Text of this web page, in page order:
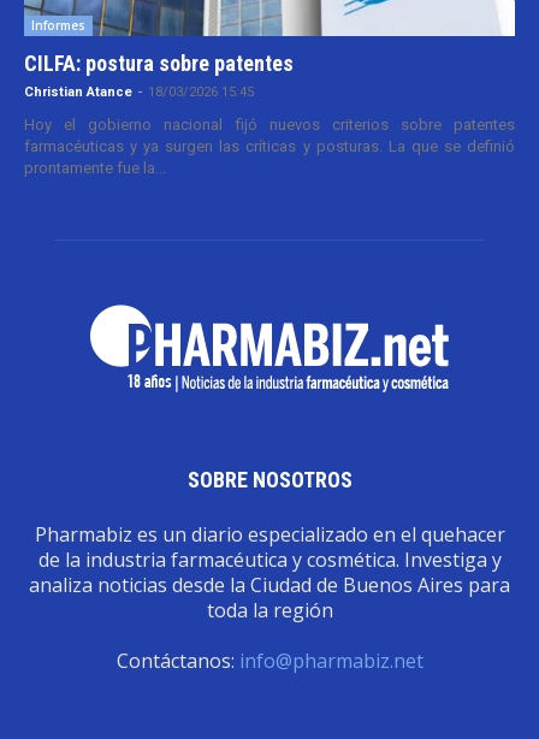
Informes
CILFA: postura sobre patentes
Christian Atance - 18/03/2026 15:45
Hoy el gobierno nacional fijó nuevos criterios sobre patentes
farmacéuticas y ya surgen las críticas y posturas. La que se definió
prontamente fue la...
SOBRE NOSOTROS
Pharmabiz es un diario especializado en el quehacer
de la industria farmacéutica y cosmética. Investiga y
analiza noticias desde la Ciudad de Buenos Aires para
toda la región
Contáctanos: info@pharmabiz.net